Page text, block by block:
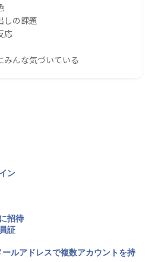
しの課題
応
んな気づいている
ン
招待
証
ルアドレスで複数アカウントを持